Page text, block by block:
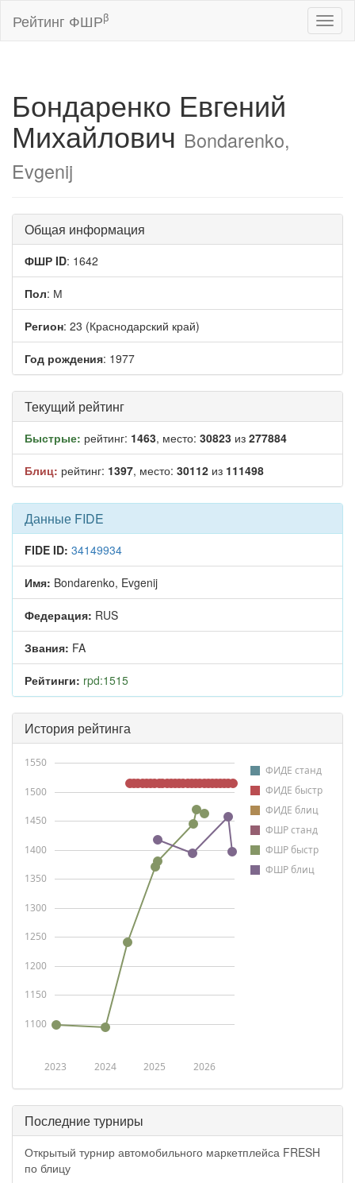
Рейтинг ФШРβ
Бондаренко Евгений
Михайлович Bondarenko,
Evgenij
Общая информация
ФШР ID: 1642
Пол: М
Регион: 23 (Краснодарский край)
Год рождения: 1977
Текущий рейтинг
Быстрые: рейтинг: 1463, место: 30823 из 277884
Блиц: рейтинг: 1397, место: 30112 из 111498
Данные FIDE
FIDE ID: 34149934
Имя: Bondarenko, Evgenij
Федерация: RUS
Звания: FA
Рейтинги: rpd:1515
История рейтинга
ФИДЕ станд
ФИДЕ быстр
ФИДЕ блиц
ФШР станд
ФШР быстр
ФШР блиц
2023 2024 2025 2026
1100
1150
1200
1250
1300
1350
1400
1450
1500
1550
Последние турниры
Открытый турнир автомобильного маркетплейса FRESH
по блицу